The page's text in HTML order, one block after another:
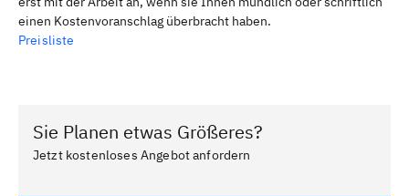
einen Kostenvoranschlag überbracht haben.
Preisliste
Sie Planen etwas Größeres?
Jetzt kostenloses Angebot anfordern